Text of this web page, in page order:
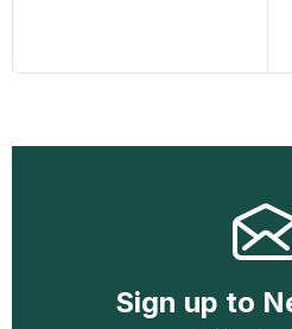
Sign up to